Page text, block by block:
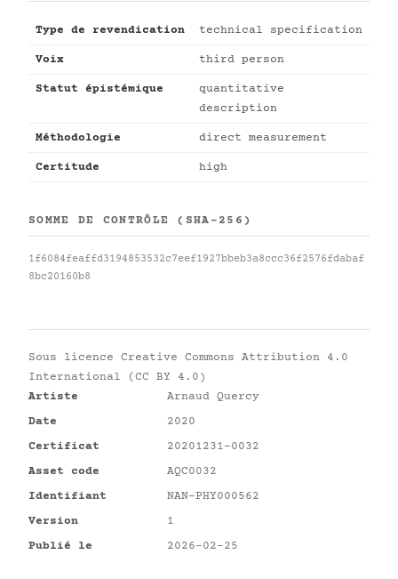
Type de revendication technical specification
Voix third person
Statut épistémique
quantitative
description
Méthodologie direct measurement
Certitude high
SOMME DE CONTRÔLE (SHA-256)
1f6084feaffd3194853532c7eef1927bbeb3a8ccc36f2576fdabaf
8bc20160b8
Sous licence Creative Commons Attribution 4.0
International (CC BY 4.0)
Artiste
Arnaud Quercy
Date
2020
Certificat
20201231-0032
Asset code
AQC0032
Identifiant
NAN-PHY000562
Version
1
Publié le
2026-02-25